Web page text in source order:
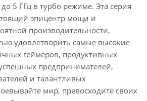
5 ГГц в турбо режиме. Эта серия
эпицентр мощи и
производительности,
удовлетворить самые высокие
геймеров, продуктивных
предпринимателей,
и талантливых
мир, превосходите своих